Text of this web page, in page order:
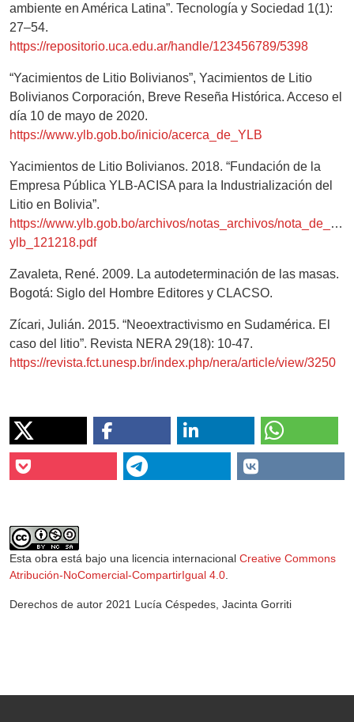
ambiente en América Latina”. Tecnología y Sociedad 1(1):
27–54.
https://repositorio.uca.edu.ar/handle/123456789/5398
“Yacimientos de Litio Bolivianos”, Yacimientos de Litio
Bolivianos Corporación, Breve Reseña Histórica. Acceso el
día 10 de mayo de 2020.
https://www.ylb.gob.bo/inicio/acerca_de_YLB
Yacimientos de Litio Bolivianos. 2018. “Fundación de la
Empresa Pública YLB-ACISA para la Industrialización del
Litio en Bolivia”.
https://www.ylb.gob.bo/archivos/notas_archivos/
ylb_121218.pdf
Zavaleta, René. 2009. La autodeterminación de las masas.
Bogotá: Siglo del Hombre Editores y CLACSO.
Zícari, Julián. 2015. “Neoextractivismo en Sudamérica. El
caso del litio”. Revista NERA 29(18): 10-47.
https://revista.fct.unesp.br/index.php/nera/article/view/3250
Esta obra está bajo una licencia internacional Creative Commons
Atribución-NoComercial-CompartirIgual 4.0
Derechos de autor 2021 Lucía Céspedes, Jacinta Gorriti